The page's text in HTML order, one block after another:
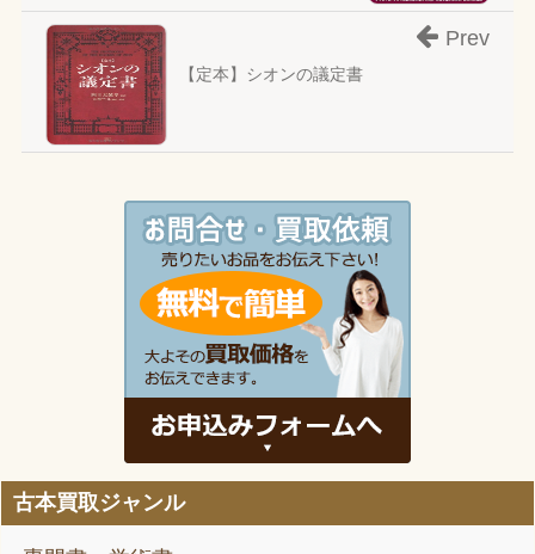
【定本】シオンの議定書
Prev
古本買取ジャンル